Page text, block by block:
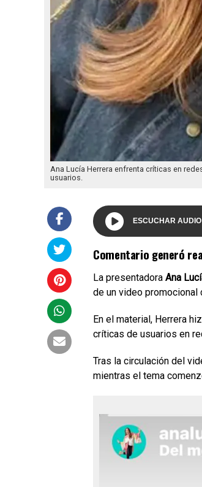
Ana Lucía Herrera enfrenta críticas en
usuarios.
ESCUCHAR
Comentario generó
La presentadora Ana
de un video promocional
En el material, Herrera
críticas de usuarios en
Tras la circulación del
mientras el tema